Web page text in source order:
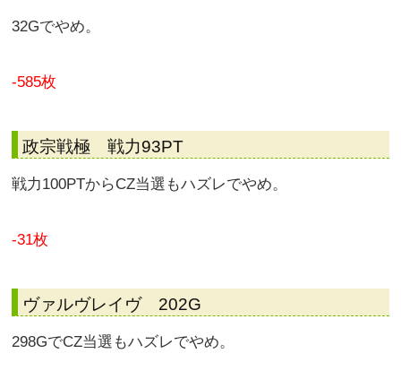
32Gでやめ。
-585枚
政宗戦極 戦力93PT
戦力100PTからCZ当選もハズレでやめ。
-31枚
ヴァルヴレイヴ 202G
298GでCZ当選もハズレでやめ。